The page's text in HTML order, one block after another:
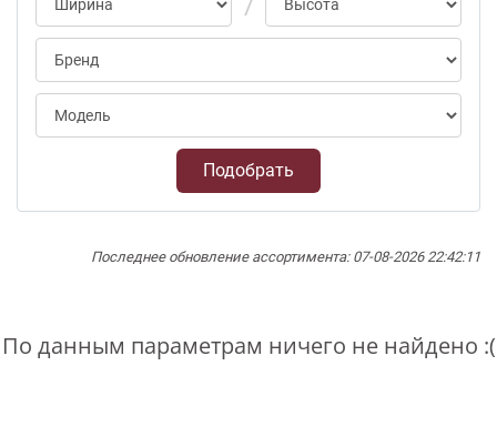
Подобрать
Последнее обновление ассортимента: 07-08-2026 22:42:11
По данным параметрам ничего не найдено :(